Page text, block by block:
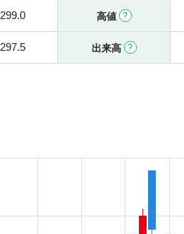
299.0 高値
297.5 出来高